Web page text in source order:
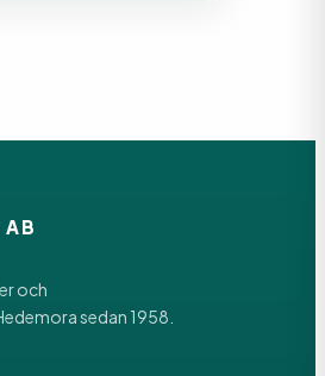
AB
och
sedan 1958.